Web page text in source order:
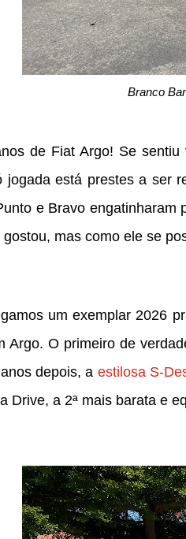
Branco
de Fiat Argo! Se
jogada está prestes a ser
e Bravo engatinharam
gostou, mas como ele se
um exemplar 2026
Argo. O primeiro de
depois, a estilosa S-
Drive, a 2ª mais barata e